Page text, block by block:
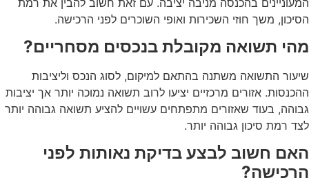
משך חוזי השכירות ואופי השוכרים לפני הרכישה.
תשואה מקובלת בנכסים מסחריים?
התשואה משתנה בהתאם למיקום, לסוג הנכס וליציבות
אזורים מרכזיים יציעו לרוב תשואה נמוכה יותר אך יציבות
בעוד שאזורים מתפתחים עשויים להציע תשואה גבוהה יותר
רמת סיכון גבוהה יותר.
חשוב לבצע בדיקת נאותות לפני